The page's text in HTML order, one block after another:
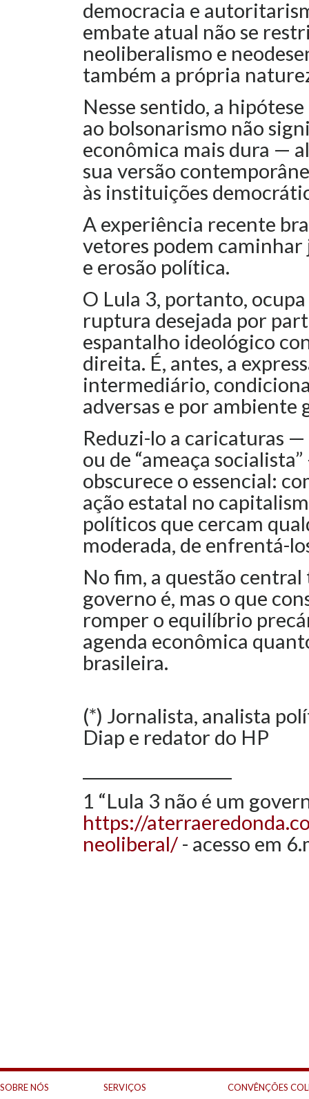
democracia e
embate atual não se
neoliberalismo e
também a própria
Nesse sentido, a
ao bolsonarismo não
econômica mais dura —
sua versão
às instituições
A experiência recente
vetores podem
e erosão política.
O Lula 3, portanto,
ruptura desejada por
espantalho ideológico
direita. É, antes, a
intermediário,
adversas e por ambiente
Reduzi-lo a caricaturas —
ou de “ameaça
obscurece o essencial:
ação estatal no
políticos que cercam
moderada, de enfrentá-
No fim, a questão central
governo é, mas o que
romper o equilíbrio
agenda econômica
brasileira.
(*) Jornalista, analista
Diap e redator do HP
1 “Lula 3 não é um
https://
neoliberal/ - acesso em
SOBRE NÓS
SERVIÇOS
CONVÊNÇÕES